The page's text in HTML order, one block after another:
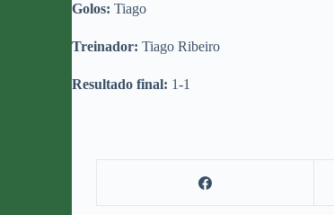
Golos: Tiago
Treinador: Tiago Ribeiro
Resultado final: 1-1